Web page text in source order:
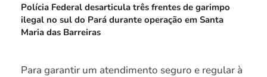
Polícia Federal desarticula três frentes de garimpo
ilegal no sul do Pará durante operação em Santa
Maria das Barreiras
Para garantir um atendimento seguro e regular à